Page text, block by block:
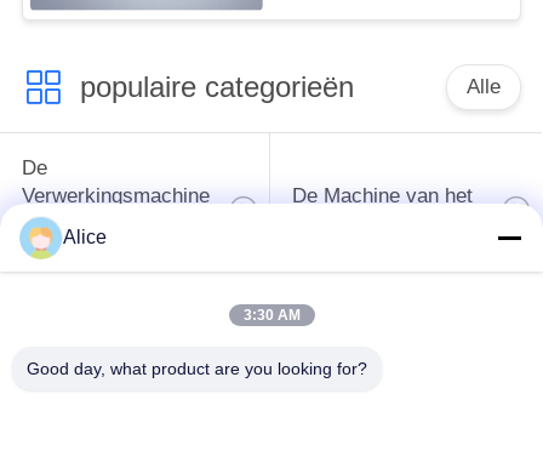
populaire categorieën Alle
De
Verwerkingsmachine
van het
maniokzetmeel
De Machine van het
De
van de maniokbloem
Alice
3:30 AM
Good day, what product are you looking for?